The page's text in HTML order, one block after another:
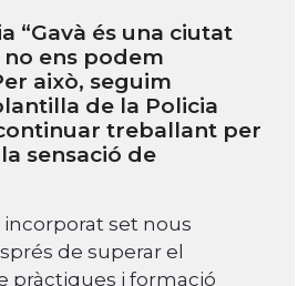
“Gavà és una ciutat
ens podem
això, seguim
de la Policia
treballant per
sensació de
incorporat set nous
de superar el
pràctiques i formació